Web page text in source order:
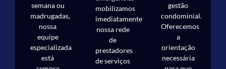
semana ou
madrugadas,
nossa
equipe
especializada
está
mobilizamos
imediatamente
nossa rede
de
prestadores
de serviços
gestão
condominial.
Oferecemos
a
orientação
necessária